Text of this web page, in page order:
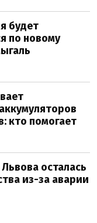
будет
по новому
кто помогает
осталась
из-за аварии